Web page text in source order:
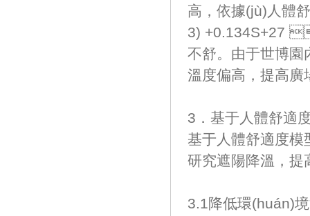
高，依據(jù)人
3) +0.134S+27
不舒。由于世博
溫度偏高，提
3．基于人體舒適
基于人體舒適度模型
研究遮陽降溫
3.1降低環(huán)